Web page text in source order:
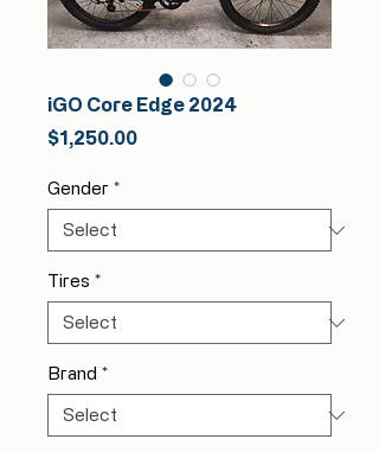
iGO Core Edge 2024
$1,250.00Price
Gender *
Tires *
Brand *